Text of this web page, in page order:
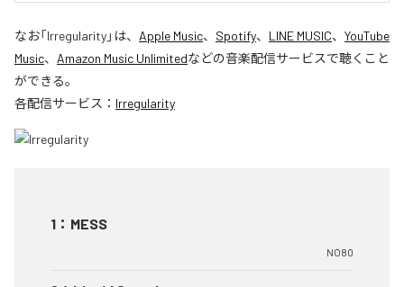
なお「Irregularity」は、 Apple Music、 Spotify、 LINE MUSIC、 YouTube
Music、 Amazon Music Unlimitedなどの音楽配信サービスで聴くこと
ができる。
各配信サービス： Irregularity
1 ： MESS
NO80